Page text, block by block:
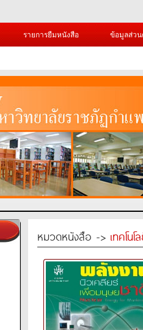
รายการยืมหนังสือ ข้อมูลส่ว
หมวดหนังสือ -> เทคโน